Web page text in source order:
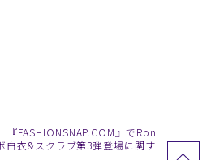
『FASHIONSNAP.COM』でRon
衣&スクラブ第3弾登場に関す